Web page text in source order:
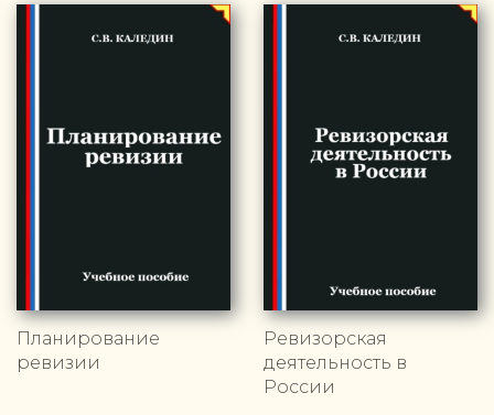
Планирование
ревизии
Ревизорская
деятельность в
России